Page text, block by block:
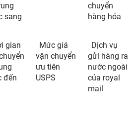
sang
chuyển
hàng hóa
gian
đến
Mức giá
vận chuyển
ưu tiên
USPS
Dịch vụ
gửi hàng ra
nước ngoài
của royal
mail